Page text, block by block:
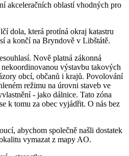
akceleračních oblastí vhodných pro
dola, která protíná okraj katastru
a končí na Bryndově v Libštátě.
Nově platná zákonná
výstavbu takových
obcí, občanů i krajů. Povolování
režimu na úrovni staveb ve
- jako dálnice. Tato zóna
k tomu za obec vyjádřit. O nás bez
abychom společně našli dostatek
vymazat z mapy AO.